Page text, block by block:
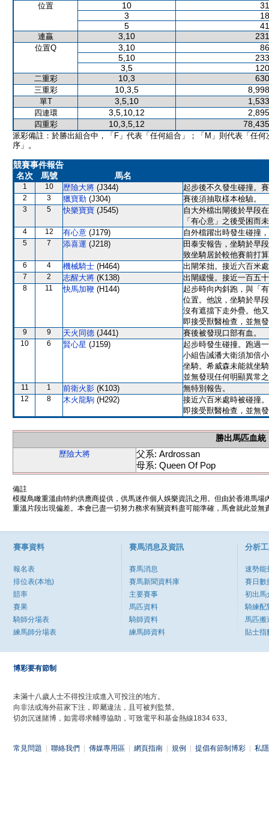
位置 10
3
5
連贏 3,10
位置Q 3,10
5,10
3,5
二重彩 10,3
三重彩 10,3,5
單T 3,5,10
四連環 3,5,10,12
四重彩 10,3,5,12
派彩備註：於勝出組合中，「F」代表「任何組合」；「M」則代表「任何
序」。
競賽事件報告
名次
馬號 馬名
1 10 歷險大將 (J344) 起步後不久發生碰撞。
2 3 獵寶勤 (J304) 賽後須抽取樣本檢驗。
3 5 快樂寶寶 (J545)
自大外檔出閘後於早段
「有心意」之後受困而
4 12 有心意 (J179) 自外檔躍出時發生碰撞
5 7 添喜運 (J218)
田泰安報告，坐騎於早
致坐騎居於較他賽前打
6 4 機械騎士 (H464) 出閘笨拙。接近六百米
7 2 志醒大將 (K138) 出閘緩慢。接近一百五
8 11 快馬加鞭 (H144)
起步時向內斜跑，與「
位置。他說，坐騎於早
沒有遮擋下走外疊。他
即接受獸醫檢查，並無
9 9 天火同德 (J441) 賽後被發現口部有血。
10 6 賢心星 (J159)
起步時發生碰撞。跑過
小組告誡潘大衛須加倍
坐騎。希威森未能就坐
並無發現任何明顯異常
11 1 前衛火影 (K103) 無特別報告。
12 8 木火龍駒 (H292)
接近六百米處時被碰撞
即接受獸醫檢查，並無
勝出馬匹血統
歷險大將
父系: Ardrossan
母系: Queen Of Pop
備註
模擬鳥瞰重溫由特約供應商提供，供馬迷作個人娛樂資訊之用。但由於香港馬
重溫片段出現偏差。本會已盡一切努力務求有關資料盡可能準確，馬會就此並
賽事資料
報名表
排位表(本地)
賠率
賽果
騎師分場表
練馬師分場表
賽馬消息及資訊
賽馬消息
賽馬新聞資料庫
主要賽事
馬匹資料
騎師資料
練馬師資料
分析
速勢能
賽日數
初出馬
騎練配
馬匹搬
貼士指
博彩要有節制
未滿十八歲人士不得投注或進入可投注的地方。
向非法或海外莊家下注，即屬違法，且可被判監禁。
切勿沉迷賭博，如需尋求輔導協助，可致電平和基金熱線1834 633。
常見問題 聯絡我們 傳媒專用區 網頁指南 規例 提倡有節制博彩 私